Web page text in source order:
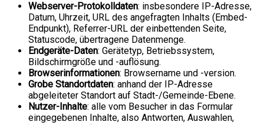
Webserver-Protokolldaten: insbesondere IP-Adresse,
Datum, Uhrzeit, URL des angefragten Inhalts (Embed-
Endpunkt), Referrer-URL der einbettenden Seite,
Statuscode, übertragene Datenmenge.
Endgeräte-Daten: Gerätetyp, Betriebssystem,
Bildschirmgröße und -auflösung.
Browserinformationen: Browsername und -version.
Grobe Standortdaten: anhand der IP-Adresse
abgeleiteter Standort auf Stadt-/Gemeinde-Ebene.
Nutzer-Inhalte: alle vom Besucher in das Formular
eingegebenen Inhalte, also Antworten, Auswahlen,